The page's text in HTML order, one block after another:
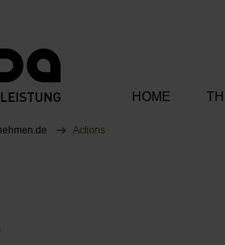
HOME
Actions